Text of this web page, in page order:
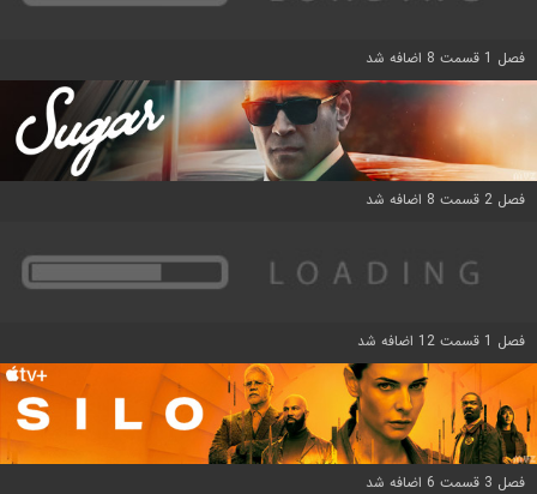
فصل 1 قسمت 8 اضافه شد
فصل 2 قسمت 8 اضافه شد
فصل 1 قسمت 12 اضافه شد
فصل 3 قسمت 6 اضافه شد